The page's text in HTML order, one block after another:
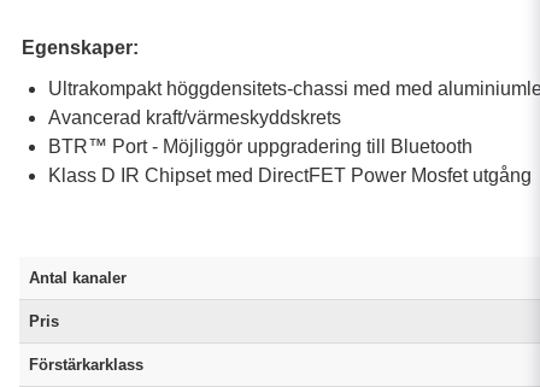
Egenskaper:
Ultrakompakt höggdensitets-chassi med med
Avancerad kraft/värmeskyddskrets
BTR™ Port - Möjliggör uppgradering till Bluetooth
Klass D IR Chipset med DirectFET Power Mosfet utgång
Antal kanaler
Pris
Förstärkarklass